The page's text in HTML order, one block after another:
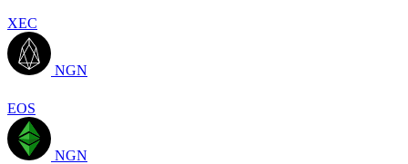
XEC
NGN
EOS
NGN